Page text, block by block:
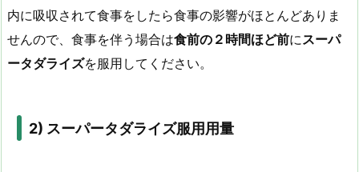
内に吸収されて食事をしたら食事の影響がほとんどありま
せんので、食事を伴う場合は食前の２時間ほど前に スーパ
ータダライズを服用してください。
2) スーパータダライズ服用用量